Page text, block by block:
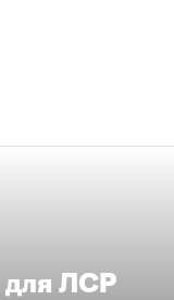
для ЛСР